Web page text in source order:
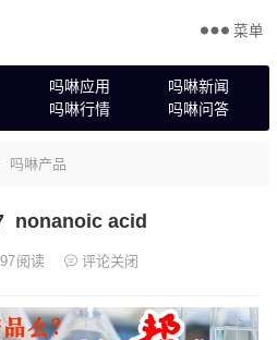
吗啉应用
吗啉新闻
吗啉行情 吗啉问答
菜单
吗啉产品
nonanoic acid
阅读 评论关闭